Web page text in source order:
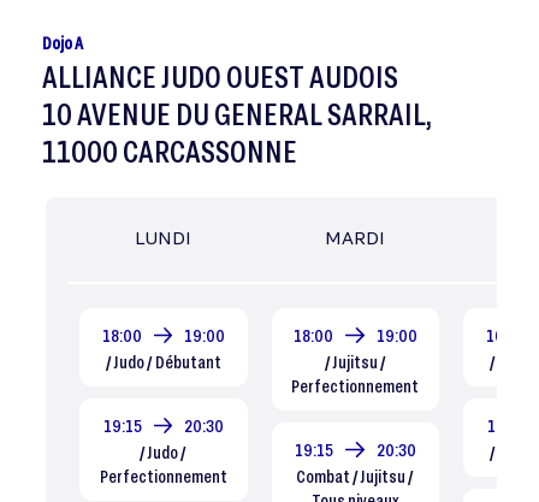
Dojo A
ALLIANCE JUDO OUEST AUDOIS
10 AVENUE DU GENERAL SARRAIL,
11000 CARCASSONNE
LUNDI
18:00
19:00
/ Judo / Débutant
19:15
20:30
/ Judo /
Perfectionnement
MARDI
18:00
19:00
/ Jujitsu /
Perfectionnement
19:15
20:30
Combat / Jujitsu /
10:00
/ Judo
10:45
/ Judo